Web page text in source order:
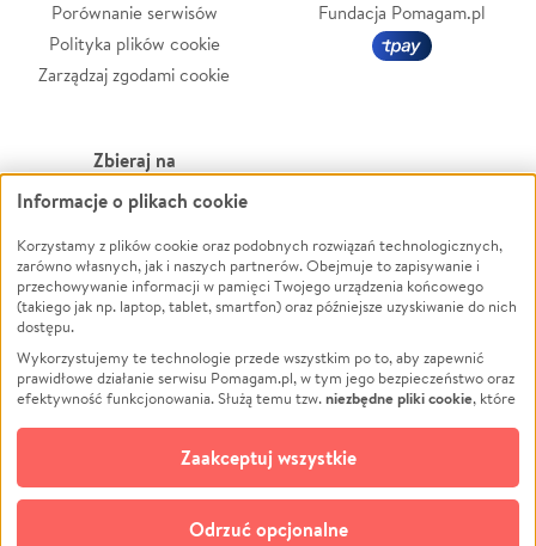
Porównanie serwisów
Polityka plików cookie
Zarządzaj zgodami cookie
Fundacja Pomagam.pl
Zbieraj na
Leczenie
Zwierzęta
Pożar
Ukraina
Pomoc Finansowa
Projekty
Pogrzeb
Społeczność lokalna
Kultura
Powódź
Wichura
NGO
Edukacja
Podróż
Impreza
Ochrona środowiska
Biznes
Informacje o plikach cookie
Korzystamy z plików cookie oraz podobnych rozwiązań technologicznych,
zarówno własnych, jak i naszych partnerów. Obejmuje to zapisywanie i
przechowywanie informacji w pamięci Twojego urządzenia końcowego
(takiego jak np. laptop, tablet, smartfon) oraz późniejsze uzyskiwanie do nich
dostępu.
Wykorzystujemy te technologie przede wszystkim po to, aby zapewnić
prawidłowe działanie serwisu Pomagam.pl, w tym jego bezpieczeństwo oraz
efektywność funkcjonowania. Służą temu tzw.niezbędne pliki cookie, które
opcjonalnych plików cookie
technologii do celów analitycznych i retargetingowych. Możesz wyrazić
zgodę na ich stosowanie lub jej odmówić. W dowolnym momencie masz
możliwość zmiany swoich preferencji na stronie „Zarządzaj zgodami cookie”,
do której link znajdziesz w stopce serwisu Pomagam.pl. Opcjonalne pliki
Odrzuć opcjonalne
Zaakceptuj wszystkie